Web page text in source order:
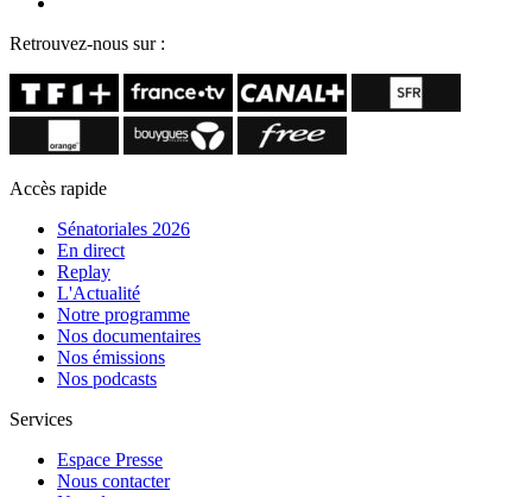
Retrouvez-nous sur :
Accès rapide
Sénatoriales 2026
En direct
Replay
L'Actualité
Notre programme
Nos documentaires
Nos émissions
Nos podcasts
Services
Espace Presse
Nous contacter